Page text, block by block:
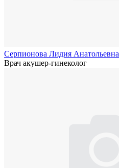
Серпионова Лидия Анатольевна
Врач акушер-гинеколог